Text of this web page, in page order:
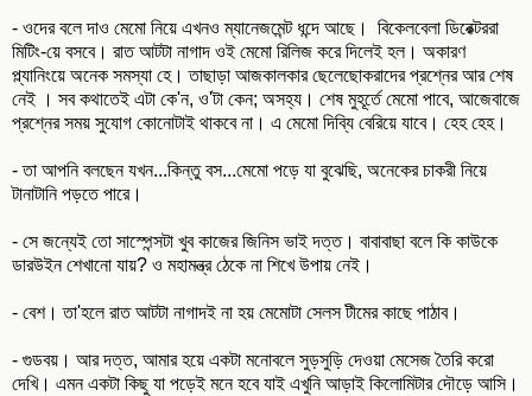
- ওদের বলে দাও মেমো নিয়ে এখনও ম্যানেজমেন্ট ধন্দে আছে। বিকেলবেলা ডিরেক্টররা
মিটিং-য়ে বসবে। রাত আটটা নাগাদ ওই মেমো রিলিজ করে দিলেই হল। অকারণ
প্ল্যানিংয়ে অনেক সমস্যা হে। তাছাড়া আজকালকার ছেলেছোকরাদের প্রশ্নের আর শেষ
নেই । সব কথাতেই এটা কে'ন, ও'টা কেন; অসহ্য। শেষ মুহূর্তে মেমো পাবে, আজেবাজে
প্রশ্নের সময় সুযোগ কোনোটাই থাকবে না। এ মেমো দিব্যি বেরিয়ে যাবে। হেহ হেহ।
- তা আপনি বলছেন যখন...কিন্তু বস...মেমো পড়ে যা বুঝেছি, অনেকের চাকরী নিয়ে
টানাটানি পড়তে পারে।
- সে জন্যেই তো সাস্পেন্সটা খুব কাজের জিনিস ভাই দত্ত। বাবাবাছা বলে কি কাউকে
ডারউইন শেখানো যায়? ও মহামন্ত্র ঠেকে না শিখে উপায় নেই।
- বেশ। তা'হলে রাত আটটা নাগাদই না হয় মেমোটা সেলস টীমের কাছে পাঠাব।
- গুডবয়। আর দত্ত, আমার হয়ে একটা মনোবলে সুড়সুড়ি দেওয়া মেসেজ তৈরি করো
দেখি। এমন একটা কিছু যা পড়েই মনে হবে যাই এখুনি আড়াই কিলোমিটার দৌড়ে আসি।